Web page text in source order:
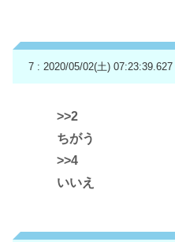
7 : 2020/05/02(土) 07:23:39.627
>>2
ちがう
>>4
いいえ